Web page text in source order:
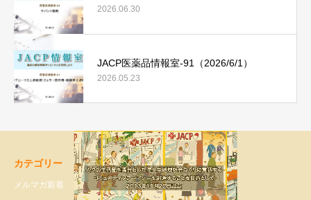
2026.06.30
JACP医薬品情報室-91（2026/6/1）
2026.05.23
カテゴリー
メルマガ新着